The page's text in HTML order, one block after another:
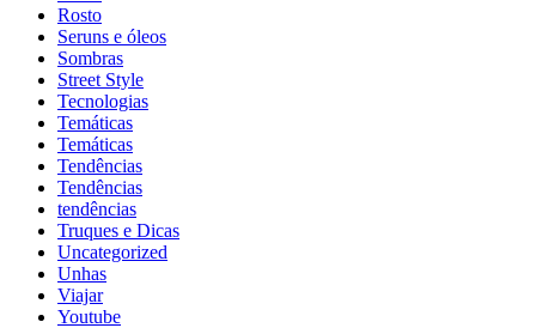
Rosto
Seruns e óleos
Sombras
Street Style
Tecnologias
Temáticas
Temáticas
Tendências
Tendências
tendências
Truques e Dicas
Uncategorized
Unhas
Viajar
Youtube